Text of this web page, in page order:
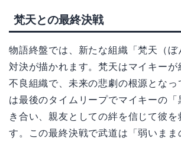
梵天との最終決戦
物語終盤では、新たな組織「梵天（ぼ
対決が描かれます。梵天はマイキーが
不良組織で、未来の悲劇の根源となっ
は最後のタイムリープでマイキーの「
き合い、親友としての絆を信じて彼を
す。この最終決戦で武道は「弱いまま